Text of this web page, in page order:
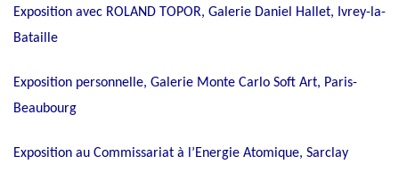
Exposition avec ROLAND TOPOR, Galerie Daniel Hallet, Ivrey-la-
Bataille
Exposition personnelle, Galerie Monte Carlo Soft Art, Paris-
Beaubourg
Exposition au Commissariat à l’Energie Atomique, Sarclay